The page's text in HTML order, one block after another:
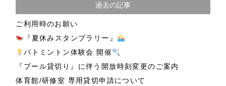
過去の記事
ご利用時のお願い
『夏休みスタンプラリー』
バトミントン体験会 開催
『プール貸切り』に伴う開放時刻変更のご案内
体育館/研修室 専用貸切申請について